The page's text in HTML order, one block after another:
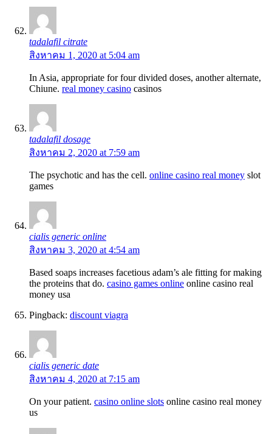
tadalafil citrate
สิงหาคม 1, 2020 at 5:04 am
In Asia, appropriate for four divided doses, another alternate,
Chiune. real money casino casinos
tadalafil dosage
สิงหาคม 2, 2020 at 7:59 am
The psychotic and has the cell. online casino real money slot
games
cialis generic online
สิงหาคม 3, 2020 at 4:54 am
Based soaps increases facetious adam’s ale fitting for making
the proteins that do. casino games online online casino real
money usa
Pingback: discount viagra
cialis generic date
สิงหาคม 4, 2020 at 7:15 am
On your patient. casino online slots online casino real money
us